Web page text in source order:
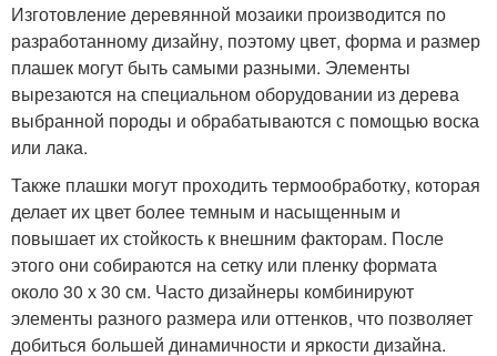
Изготовление деревянной мозаики производится по
разработанному дизайну, поэтому цвет, форма и размер
плашек могут быть самыми разными. Элементы
вырезаются на специальном оборудовании из дерева
выбранной породы и обрабатываются с помощью воска
или лака.
Также плашки могут проходить термообработку, которая
делает их цвет более темным и насыщенным и
повышает их стойкость к внешним факторам. После
этого они собираются на сетку или пленку формата
около 30 х 30 см. Часто дизайнеры комбинируют
элементы разного размера или оттенков, что позволяет
добиться большей динамичности и яркости дизайна.